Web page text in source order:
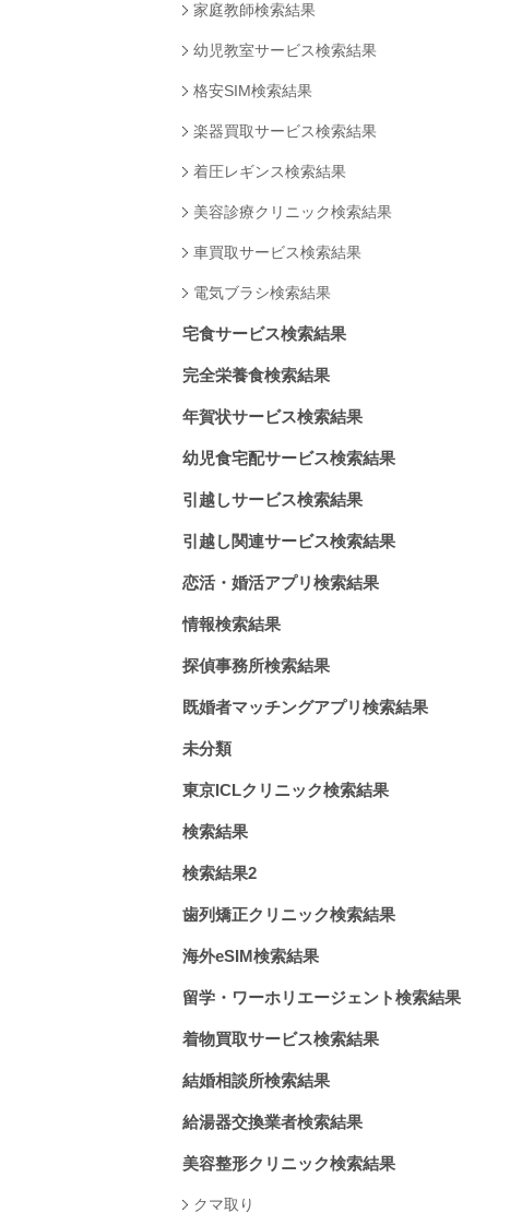
家庭教師検索結果
幼児教室サービス検索結果
格安SIM検索結果
楽器買取サービス検索結果
着圧レギンス検索結果
美容診療クリニック検索結果
車買取サービス検索結果
電気ブラシ検索結果
宅食サービス検索結果
完全栄養食検索結果
年賀状サービス検索結果
幼児食宅配サービス検索結果
引越しサービス検索結果
引越し関連サービス検索結果
恋活・婚活アプリ検索結果
情報検索結果
探偵事務所検索結果
既婚者マッチングアプリ検索結果
未分類
東京ICLクリニック検索結果
検索結果
検索結果2
歯列矯正クリニック検索結果
海外eSIM検索結果
留学・ワーホリエージェント検索結果
着物買取サービス検索結果
結婚相談所検索結果
給湯器交換業者検索結果
美容整形クリニック検索結果
クマ取り